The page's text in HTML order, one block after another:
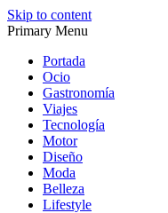
Skip to content
Primary Menu
Portada
Ocio
Gastronomía
Viajes
Tecnología
Motor
Diseño
Moda
Belleza
Lifestyle